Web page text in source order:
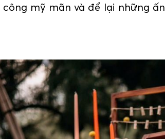
mỹ mãn và để lại những ấn